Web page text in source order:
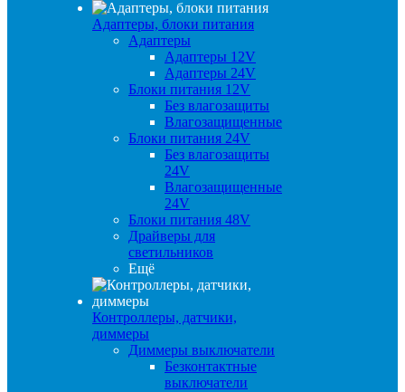
Адаптеры, блоки питания
Адаптеры
Адаптеры 12V
Адаптеры 24V
Блоки питания 12V
Без влагозащиты
Влагозащищенные
Блоки питания 24V
Без влагозащиты
24V
Влагозащищенные
24V
Блоки питания 48V
Драйверы для
светильников
Ещё
Контроллеры, датчики,
диммеры
Диммеры выключатели
Безконтактные
выключатели